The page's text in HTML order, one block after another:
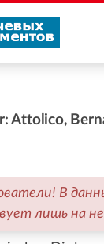
Attolico,
В
лишь на